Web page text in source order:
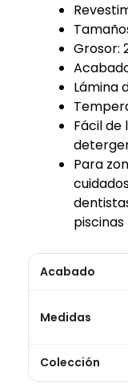
Grosor:
Lámina
Fácil de
Para
piscinas
Acabado
Medidas
Colección